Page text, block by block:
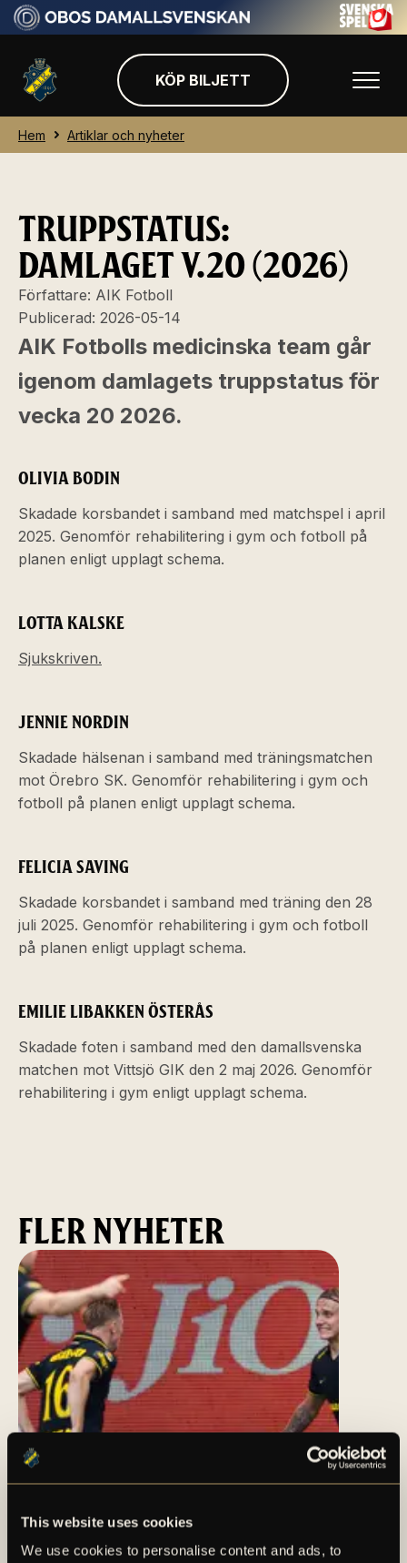
This website uses cookies
We use cookies to personalise content and ads, to
KÖP BILJETT
Hem Artiklar och nyheter
TRUPPSTATUS:
DAMLAGET V.20 (2026)
Författare: AIK Fotboll
Publicerad: 2026-05-14
AIK Fotbolls medicinska team går
igenom damlagets truppstatus för
vecka 20 2026.
OLIVIA BODIN
Skadade korsbandet i samband med matchspel i april
2025. Genomför rehabilitering i gym och fotboll på
planen enligt upplagt schema.
LOTTA KALSKE
Sjukskriven.
JENNIE NORDIN
Skadade hälsenan i samband med träningsmatchen
mot Örebro SK. Genomför rehabilitering i gym och
fotboll på planen enligt upplagt schema.
FELICIA SAVING
Skadade korsbandet i samband med träning den 28
juli 2025. Genomför rehabilitering i gym och fotboll
på planen enligt upplagt schema.
EMILIE LIBAKKEN ÖSTERÅS
Skadade foten i samband med den damallsvenska
matchen mot Vittsjö GIK den 2 maj 2026. Genomför
rehabilitering i gym enligt upplagt schema.
FLER NYHETER